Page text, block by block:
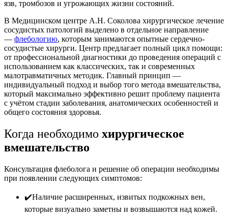
язв, тромбозов и угрожающих жизни состояний.
В Медицинском центре А.Н. Соколова хирургическое лечение
сосудистых патологий выделено в отдельное направление
— флебологию, которым занимаются опытные сердечно-
сосудистые хирурги. Центр предлагает полный цикл помощи:
от профессиональной диагностики до проведения операций с
использованием как классических, так и современных
малотравматичных методик. Главный принцип —
индивидуальный подход и выбор того метода вмешательства,
который максимально эффективно решит проблему пациента
с учётом стадии заболевания, анатомических особенностей и
общего состояния здоровья.
Когда необходимо хирургическое
вмешательство
Консультация флеболога и решение об операции необходимы
при появлении следующих симптомов:
✔️Наличие расширенных, извитых подкожных вен,
которые визуально заметны и возвышаются над кожей.